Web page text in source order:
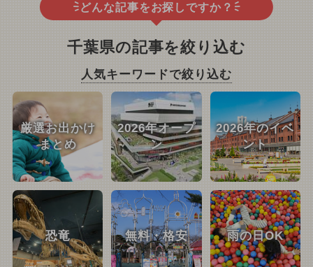
どんな記事をお探しですか？
千葉県の記事を絞り込む
人気キーワードで絞り込む
厳選お出かけ
まとめ
2026年オープ
ン
2026年のイベ
ント
恐竜 無料・格安 雨の日OK